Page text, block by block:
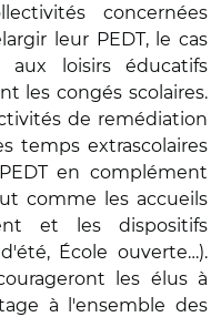
concernées
leur PEDT, le cas
loisirs éducatifs
les congés scolaires.
de remédiation
temps extrascolaires
en complément
comme les accueils
et les dispositifs
École ouverte…).
les élus à
à l'ensemble des